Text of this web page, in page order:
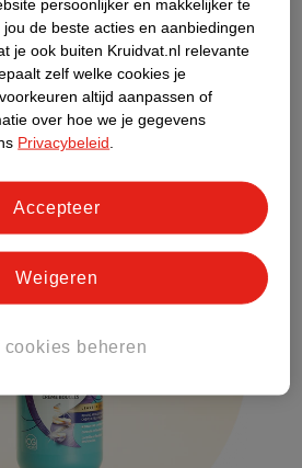
haar aan de gang. Leg grote plukken
en laat het even rusten. Zorg dat je
en zorg dat je je haar niet te
hoofdhuid houdt. Ga zo je hele haar
haar droog en gekruld? Zet het dan
.
persoonlijker en makkelijker te
de beste acties en aanbiedingen
je ook buiten Kruidvat.nl relevante
zelf welke cookies je
altijd aanpassen of
over hoe we je gegevens
Privacybeleid
cookies beheren
Weigeren
Accepteer